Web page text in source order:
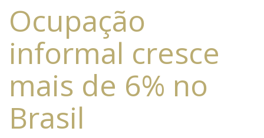
Ocupação
informal cresce
mais de 6% no
Brasil